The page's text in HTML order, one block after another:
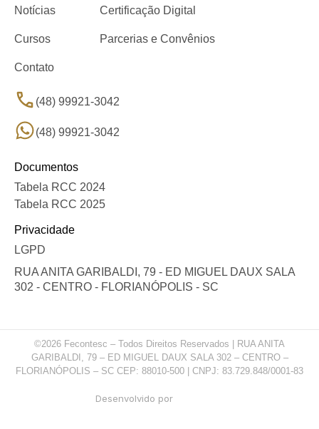
Notícias Certificação Digital
Cursos Parcerias e Convênios
Contato
(48) 99921-3042
(48) 99921-3042
Documentos
Tabela RCC 2024
Tabela RCC 2025
Privacidade
LGPD
RUA ANITA GARIBALDI, 79 - ED MIGUEL DAUX SALA
302 - CENTRO - FLORIANÓPOLIS - SC
©2026 Fecontesc – Todos Direitos Reservados | RUA ANITA
GARIBALDI, 79 – ED MIGUEL DAUX SALA 302 – CENTRO –
FLORIANÓPOLIS – SC CEP: 88010-500 | CNPJ: 83.729.848/0001-83
Desenvolvido por